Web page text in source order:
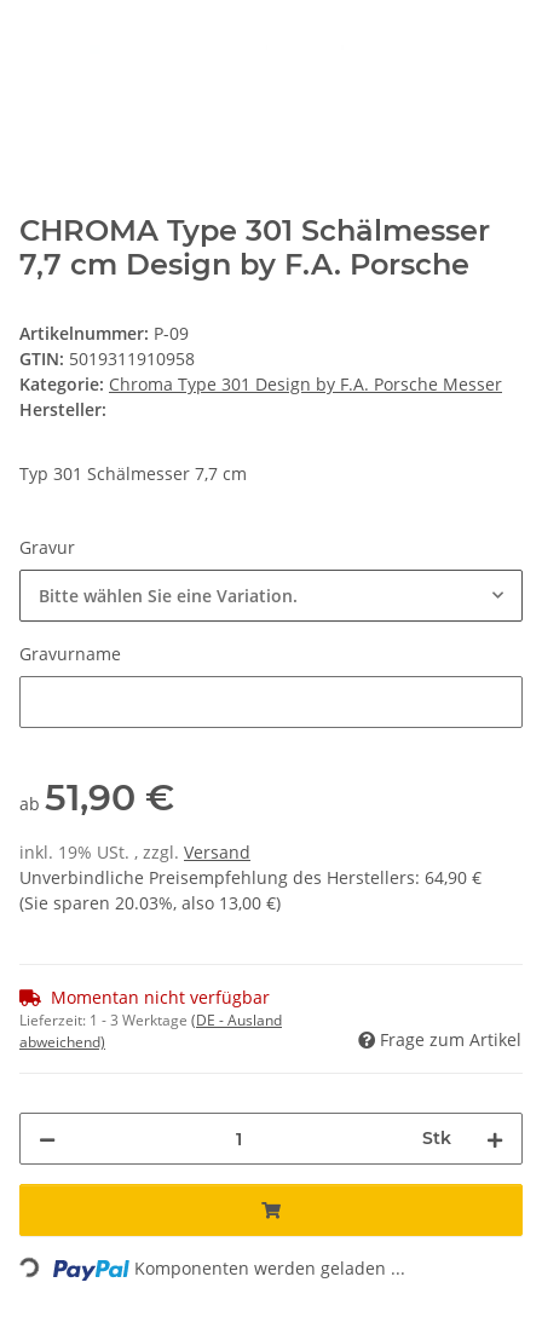
CHROMA Type 301 Schälmesser
7,7 cm Design by F.A. Porsche
Artikelnummer: P-09
GTIN: 5019311910958
Kategorie: Chroma Type 301 Design by F.A. Porsche Messer
Hersteller:
Typ 301 Schälmesser 7,7 cm
Gravur
Bitte wählen Sie eine Variation.
Gravurname
ab 51,90 €
inkl. 19% USt. , zzgl. Versand
Unverbindliche Preisempfehlung des Herstellers: 64,90 €
(Sie sparen 20.03%, also 13,00 €)
Momentan nicht verfügbar
Lieferzeit: 1 - 3 Werktage (DE - Ausland
abweichend)
Frage zum Artikel
Stk
Loading... Komponenten werden geladen ...